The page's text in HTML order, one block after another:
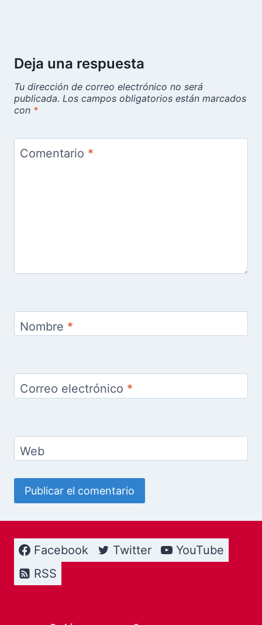
Deja una respuesta
Tu dirección de correo electrónico no será
publicada. Los campos obligatorios están marcados
con *
Comentario *
Nombre *
Correo electrónico *
Web
Facebook Twitter
YouTube
RSS